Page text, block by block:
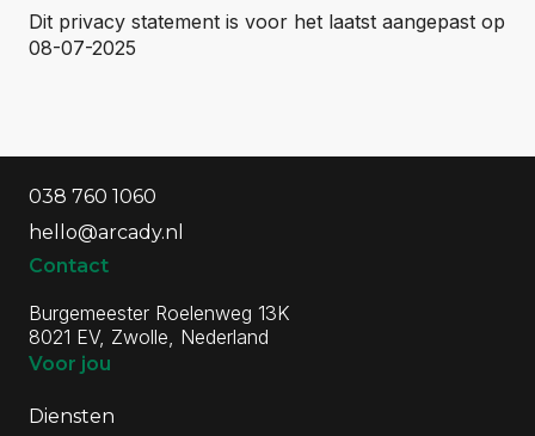
Dit privacy statement is voor het laatst aangepast op
08-07-2025
038 760 1060
hello@arcady.nl
Contact
Burgemeester Roelenweg 13K
8021 EV, Zwolle, Nederland
Voor jou
Diensten